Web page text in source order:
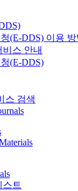
(E-DDS) 이용 방
스 안내
(E-DDS)
스 검색
스트